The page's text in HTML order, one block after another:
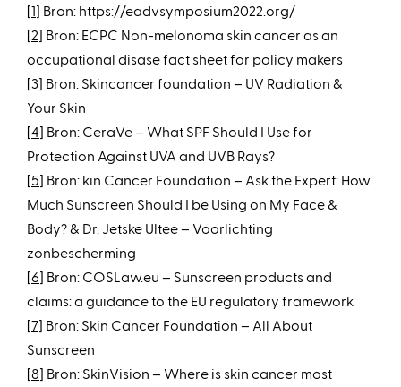
[1] Bron: https://eadvsymposium2022.org/
[2] Bron: ECPC Non-melonoma skin cancer as an
occupational disase fact sheet for policy makers
[3] Bron: Skincancer foundation – UV Radiation &
Your Skin
[4] Bron: CeraVe – What SPF Should I Use for
Protection Against UVA and UVB Rays?
[5] Bron: kin Cancer Foundation – Ask the Expert: How
Much Sunscreen Should I be Using on My Face &
Body? & Dr. Jetske Ultee – Voorlichting
zonbescherming
[6] Bron: COSLaw.eu – Sunscreen products and
claims: a guidance to the EU regulatory framework
[7] Bron: Skin Cancer Foundation – All About
Sunscreen
[8] Bron: SkinVision – Where is skin cancer most